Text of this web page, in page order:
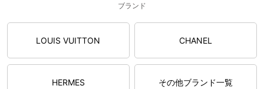
ブランド
LOUIS VUITTON CHANEL
HERMES その他ブランド一覧